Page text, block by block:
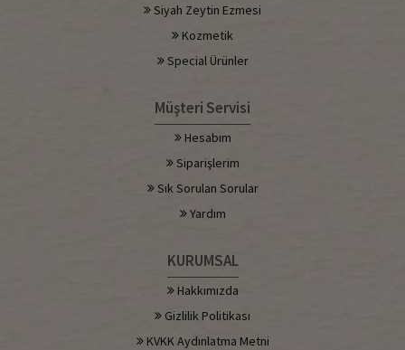
Siyah Zeytin Ezmesi
Kozmetik
Special Ürünler
Müşteri Servisi
Hesabım
Siparişlerim
Sık Sorulan Sorular
Yardım
KURUMSAL
Hakkımızda
Gizlilik Politikası
KVKK Aydınlatma Metni